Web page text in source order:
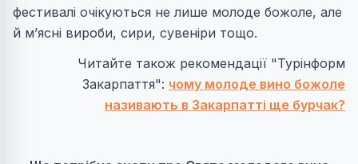
фестивалі очікуються не лише молоде божоле, але
й м’ясні вироби, сири, сувеніри тощо.
Читайте також рекомендації "Турінформ
Закарпаття": чому молоде вино божоле
називають в Закарпатті ще бурчак?